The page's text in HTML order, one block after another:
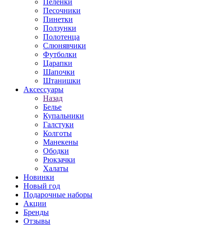
Пеленки
Песочники
Пинетки
Ползунки
Полотенца
Слюнявчики
Футболки
Царапки
Шапочки
Штанишки
Аксессуары
Назад
Белье
Купальники
Галстуки
Колготы
Манекены
Ободки
Рюкзачки
Халаты
Новинки
Новый год
Подарочные наборы
Акции
Бренды
Отзывы